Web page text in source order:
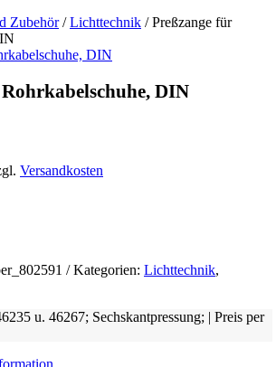
Zubehör/Lichttechnik / Preßzange für
DIN
Versandkosten
Kategorien: Lichttechnik,
u. 46267; Sechskantpressung; | Preis per